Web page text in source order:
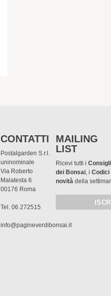
CONTATTI
Postalgarden S.r.l.
uninominale
Via Roberto
Malatesta 6
00176 Roma
Tel. 06 272515
info@pagineverdibonsai.it
MAILING
LIST
Ricevi tutti i
dei Bonsai, iCodici
novità della